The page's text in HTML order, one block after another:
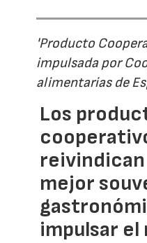
'Producto
impulsada por
alimentarias de
Los
mejor
impulsar